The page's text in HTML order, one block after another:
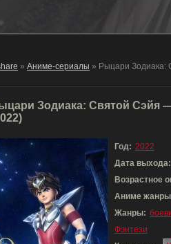
» Аниме-сериалы » Рыцари
Зодиака: Святой Сэйя
Год: 2022
Дата выхода:
Возрастное
Аниме
Жанры:
Фэнтези